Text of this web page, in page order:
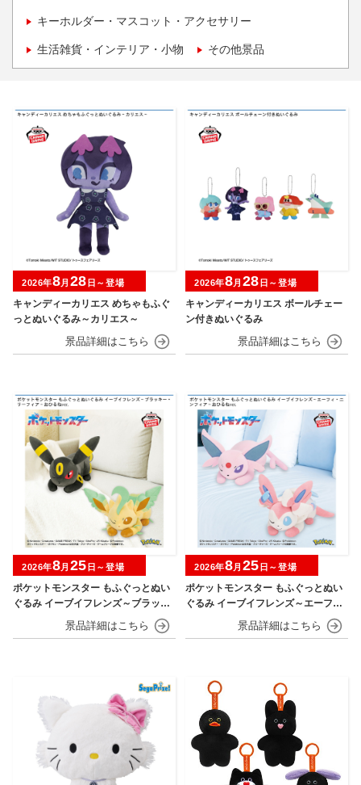
キーホルダー・マスコット・アクセサリー
生活雑貨・インテリア・小物 その他景品
キャンディーカリエス めちゃもふぐ
っとぬいぐるみ～カリエス～
2026年8月 28 日～登場
キャンディーカリエス ボールチェー
ン付きぬいぐるみ
2026年8月 28 日～登場
ポケットモンスター もふぐっとぬい
ぐるみ イーブイフレンズ～ブラッキ
ー・リーフィア～おひるねver.
2026年8月 25 日～登場
ポケットモンスター もふぐっとぬい
ぐるみ イーブイフレンズ～エーフ
ィ・ニンフィア～おひるねver.
2026年8月 25 日～登場